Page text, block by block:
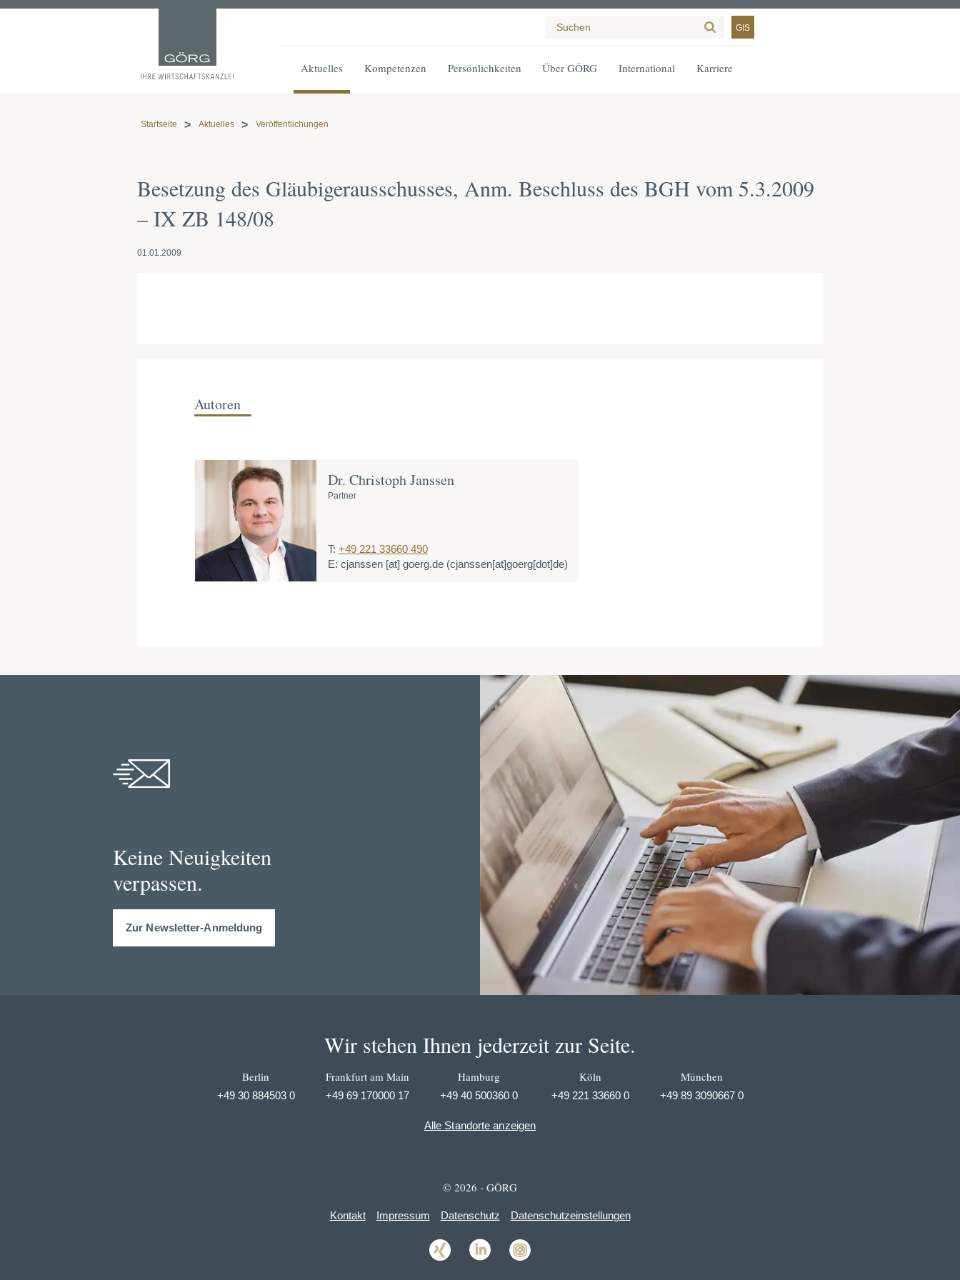
GIS
Aktuelles Kompetenzen Persönlichkeiten Über GÖRG International Karriere
Startseite Aktuelles Veröffentlichungen
Besetzung des Gläubigerausschusses, Anm. Beschluss des BGH vom 5.3.2009
– IX ZB 148/08
01.01.2009
Autoren
Dr. Christoph Janssen
Partner
T: +49 221 33660 490
E: cjanssen [at] goerg.de (cjanssen[at]goerg[dot]de)
Keine Neuigkeiten
verpassen.
Zur Newsletter-Anmeldung
Wir stehen Ihnen jederzeit zur Seite.
Berlin
+49 30 884503 0
Frankfurt am Main
+49 69 170000 17
Hamburg
+49 40 500360 0
Köln
+49 221 33660 0
München
+49 89 3090667 0
Alle Standorte anzeigen
© 2026 - GÖRG
Kontakt Impressum Datenschutz Datenschutzeinstellungen